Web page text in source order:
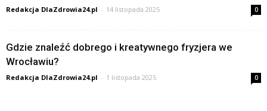
Redakcja DlaZdrowia24.pl - 14 listopada 2025 0
Gdzie znaleźć dobrego i kreatywnego fryzjera we
Wrocławiu?
Redakcja DlaZdrowia24.pl - 1 listopada 2025 0